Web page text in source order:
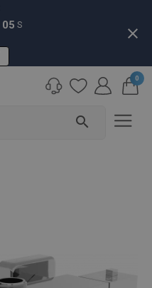
04 S close
search
0